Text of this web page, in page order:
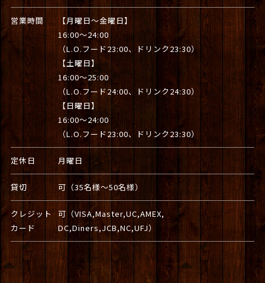
営業時間
【月曜日～金曜日】
16:00～24:00
（L.O.フード23:00、ドリンク23:30）
【土曜日】
16:00～25:00
（L.O.フード24:00、ドリンク24:30）
【日曜日】
16:00～24:00
（L.O.フード23:00、ドリンク23:30）
定休日 月曜日
貸切 可（35名様～50名様）
クレジット
カード
可（VISA,Master,UC,AMEX,
DC,Diners,JCB,NC,UFJ）